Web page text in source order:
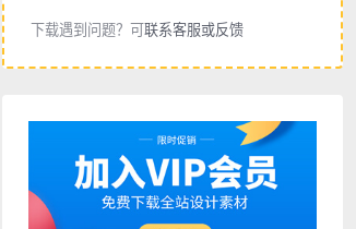
下载遇到问题？可联系客服或反馈